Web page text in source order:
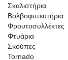
Σκαλιστήρια
Βολβοφυτευτήρια
Φρουτοσυλλέκτες
Φτυάρια
Σκούπες
Tornado